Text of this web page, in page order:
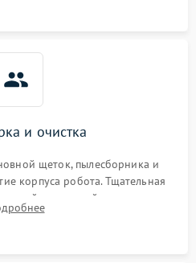
и очистка
щеток, пылесборника и
корпуса робота. Тщательная
шестерней и плат от
и шерсти животных с